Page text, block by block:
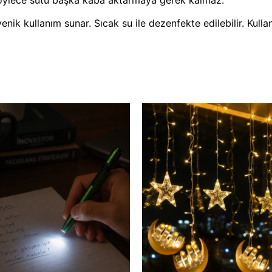
kullanım sunar. Sıcak su ile dezenfekte edilebilir.